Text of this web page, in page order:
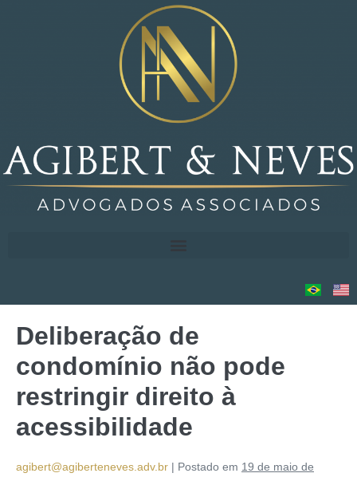
Deliberação de
condomínio não pode
restringir direito à
acessibilidade
agibert@agiberteneves.adv.br | Postado em 19 de maio de